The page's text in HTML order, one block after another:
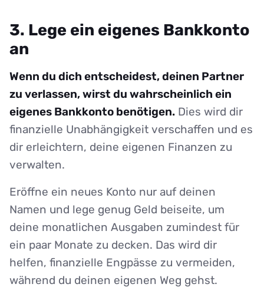
3. Lege ein eigenes Bankkonto
an
Wenn du dich entscheidest, deinen Partner
zu verlassen, wirst du wahrscheinlich ein
eigenes Bankkonto benötigen. Dies wird dir
finanzielle Unabhängigkeit verschaffen und es
dir erleichtern, deine eigenen Finanzen zu
verwalten.
Eröffne ein neues Konto nur auf deinen
Namen und lege genug Geld beiseite, um
deine monatlichen Ausgaben zumindest für
ein paar Monate zu decken. Das wird dir
helfen, finanzielle Engpässe zu vermeiden,
während du deinen eigenen Weg gehst.